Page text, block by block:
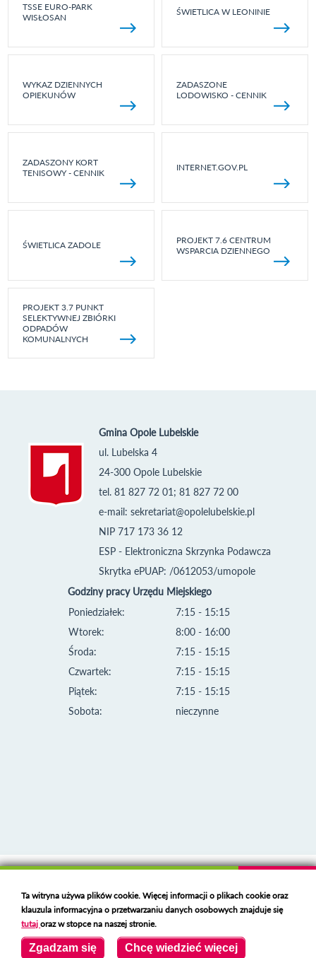
TSSE EURO-PARK
WISŁOSAN
ŚWIETLICA W LEONINIE
WYKAZ DZIENNYCH
OPIEKUNÓW
ZADASZONE
LODOWISKO - CENNIK
ZADASZONY KORT
TENISOWY - CENNIK
INTERNET.GOV.PL
ŚWIETLICA ZADOLE
PROJEKT 7.6 CENTRUM
WSPARCIA DZIENNEGO
PROJEKT 3.7 PUNKT
SELEKTYWNEJ ZBIÓRKI
ODPADÓW
KOMUNALNYCH
Gmina Opole Lubelskie
ul. Lubelska 4
24-300 Opole Lubelskie
tel. 81 827 72 01; 81 827 72 00
e-mail: sekretariat@opolelubelskie.pl
NIP 717 173 36 12
ESP - Elektroniczna Skrzynka Podawcza
Skrytka ePUAP: /0612053/umopole
Godziny pracy Urzędu Miejskiego
Poniedziałek:
Wtorek:
Środa:
Czwartek:
Piątek:
Sobota:
7:15 - 15:15
8:00 - 16:00
7:15 - 15:15
7:15 - 15:15
7:15 - 15:15
nieczynne
Deklaracja dostępności
Polski serwer RBLhttps://polspam.pl/
Copyright 2023 Urząd Miejski w Opolu Lubelskim
Created byVOBACOM Odnośnik otworzy się w nowym oknie
Ta witryna używa plików cookie. Więcej informacji o plikach cookie oraz
klauzula informacyjna o przetwarzaniu danych osobowych znajduje się
tutajoraz w stopce na naszej stronie.
Zgadzam się Chcę wiedzieć więcej